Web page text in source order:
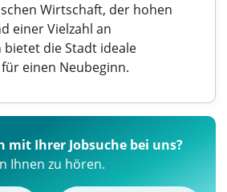
Wirtschaft, der hohen
einer Vielzahl an
bietet die Stadt ideale
einen Neubeginn.
mit Ihrer Jobsuche bei uns?
Ihnen zu hören.